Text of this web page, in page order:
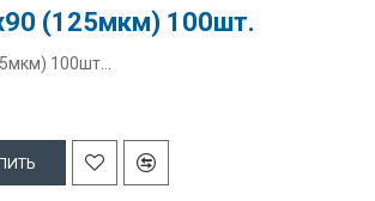
(125мкм) 100шт.
100шт...